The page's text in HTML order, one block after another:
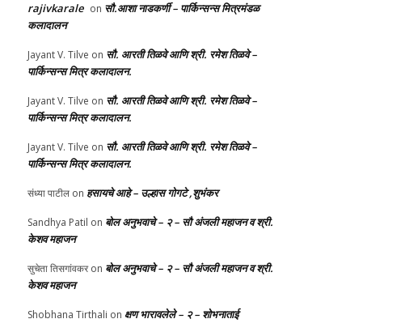
rajivkarale on सौ.आशा नाडकर्णी – पार्किन्सन्स मित्रमंडळ
कलादालन
Jayant V. Tilve on सौ. आरती तिळवे आणि श्री. रमेश तिळवे –
पार्किन्सन्स मित्र कलादालन.
Jayant V. Tilve on सौ. आरती तिळवे आणि श्री. रमेश तिळवे –
पार्किन्सन्स मित्र कलादालन.
Jayant V. Tilve on सौ. आरती तिळवे आणि श्री. रमेश तिळवे –
पार्किन्सन्स मित्र कलादालन.
संध्या पाटील on हसायचे आहे – उल्हास गोगटे ,शुभंकर
Sandhya Patil on बोल अनुभवाचे – २ – सौ अंजली महाजन व श्री.
केशव महाजन
सुचेता तिसगांवकरon बोल अनुभवाचे – २ – सौ अंजली महाजन व श्री.
केशव महाजन
Shobhana Tirthali on क्षण भारावलेले – २ – शोभनाताई